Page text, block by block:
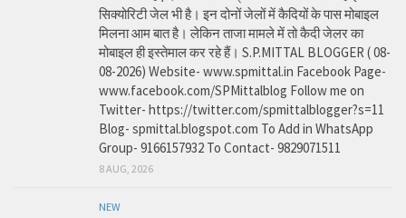
सिक्योरिटी जेल भी है। इन दोनों जेलों में कैदियों के पास मोबाइल
मिलना आम बात है। लेकिन ताजा मामले में तो कैदी जेलर का
मोबाइल ही इस्तेमाल कर रहे हैं। S.P.MITTAL BLOGGER ( 08-
08-2026) Website- www.spmittal.in Facebook Page-
www.facebook.com/SPMittalblog Follow me on
Twitter- https://twitter.com/spmittalblogger?s=11
Blog- spmittal.blogspot.com To Add in WhatsApp
Group- 9166157932 To Contact- 9829071511
8 AUG, 2026
NEW